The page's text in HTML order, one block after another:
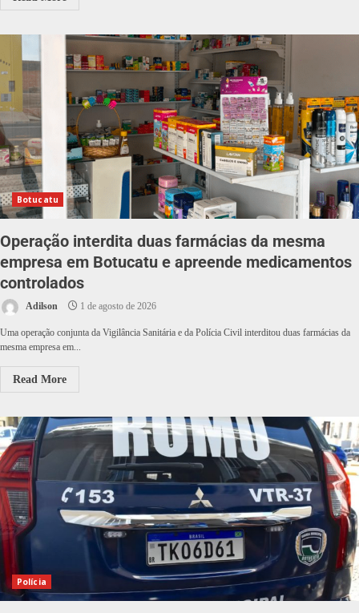
Botucatu
Operação interdita duas farmácias da mesma
empresa em Botucatu e apreende medicamentos
controlados
Adilson 1 de agosto de 2026
Uma operação conjunta da Vigilância Sanitária e da Polícia Civil interditou duas farmácias da
mesma empresa em...
Read More
Polícia